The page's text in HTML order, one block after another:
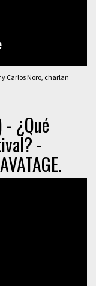
Carlos Noro, charlan
¿Qué
-